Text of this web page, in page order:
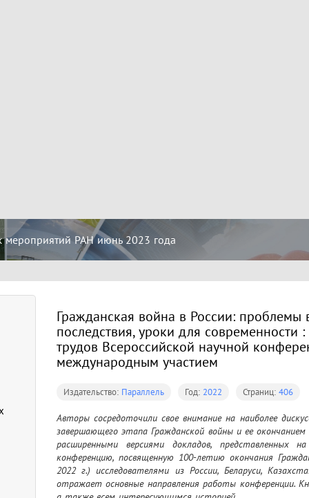
мероприятий РАН июнь 2023 года
Гражданская война в России: проблемы
последствия, уроки для современности
трудов Всероссийской научной
международным участием
Издательство: Параллель Год: 2022 Страниц: 406
Авторы сосредоточили свое внимание на наиболее
завершающего этапа Гражданской войны и ее
расширенными версиями докладов, представленных
конференцию, посвященную 100-летию окончания
2022 г.) исследователями из России, Беларуси,
отражает основные направления работы конференции.